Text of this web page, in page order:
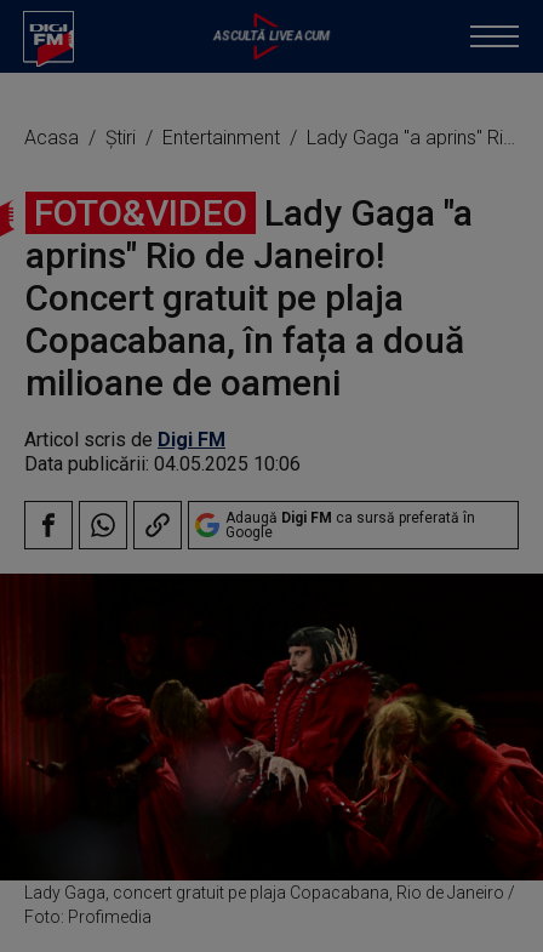
Acasa Știri Entertainment Lady Gaga "a aprins" Rio de Janeiro! Concert gratuit pe plaja Copacabana, în fața a două milioane de oameni
FOTO&VIDEO Lady Gaga "a
aprins" Rio de Janeiro!
Concert gratuit pe plaja
Copacabana, în fața a două
milioane de oameni
Articol scris de Digi FM
Data publicării: 04.05.2025 10:06
Adaugă Digi FM ca sursă preferată în
Google
Lady Gaga, concert gratuit pe plaja Copacabana, Rio de Janeiro /
Foto: Profimedia